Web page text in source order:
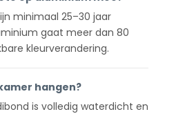
minimaal 25–30 jaar
gaat meer dan 80
kleurverandering.
hangen?
is volledig waterdicht en